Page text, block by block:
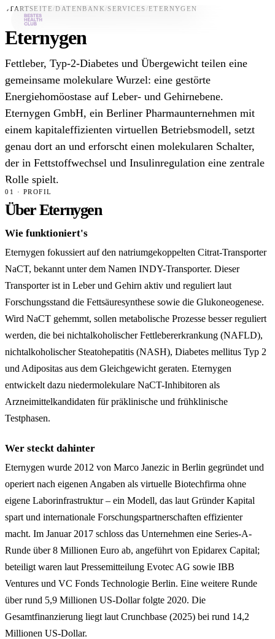
Datenbank
News
Über uns
Für Unternehmen
STARTSEITE /DATENBANK /SERVICES /ETERNYGEN
Eternygen
Fettleber, Typ-2-Diabetes und Übergewicht teilen eine
gemeinsame molekulare Wurzel: eine gestörte
Energiehomöostase auf Leber- und Gehirnebene.
Eternygen GmbH, ein Berliner Pharmaunternehmen mit
einem kapitaleffizienten virtuellen Betriebsmodell, setzt
genau dort an und erforscht einen molekularen Schalter,
der in Fettstoffwechsel und Insulinregulation eine zentrale
Rolle spielt.
01 · PROFIL
Über Eternygen
Wie funktioniert's
Eternygen fokussiert auf den natriumgekoppelten Citrat-Transporter
NaCT, bekannt unter dem Namen INDY-Transporter. Dieser
Transporter ist in Leber und Gehirn aktiv und reguliert laut
Forschungsstand die Fettsäuresynthese sowie die Glukoneogenese.
Wird NaCT gehemmt, sollen metabolische Prozesse besser reguliert
werden, die bei nichtalkoholischer Fettlebererkrankung (NAFLD),
nichtalkoholischer Steatohepatitis (NASH), Diabetes mellitus Typ 2
und Adipositas aus dem Gleichgewicht geraten. Eternygen
entwickelt dazu niedermolekulare NaCT-Inhibitoren als
Arzneimittelkandidaten für präklinische und frühklinische
Testphasen.
Wer steckt dahinter
Eternygen wurde 2012 von Marco Janezic in Berlin gegründet und
operiert nach eigenen Angaben als virtuelle Biotechfirma ohne
eigene Laborinfrastruktur – ein Modell, das laut Gründer Kapital
spart und internationale Forschungspartnerschaften effizienter
macht. Im Januar 2017 schloss das Unternehmen eine Series-A-
Runde über 8 Millionen Euro ab, angeführt von Epidarex Capital;
beteiligt waren laut Pressemitteilung Evotec AG sowie IBB
Ventures und VC Fonds Technologie Berlin. Eine weitere Runde
über rund 5,9 Millionen US-Dollar folgte 2020. Die
Gesamtfinanzierung liegt laut Crunchbase (2025) bei rund 14,2
Millionen US-Dollar.